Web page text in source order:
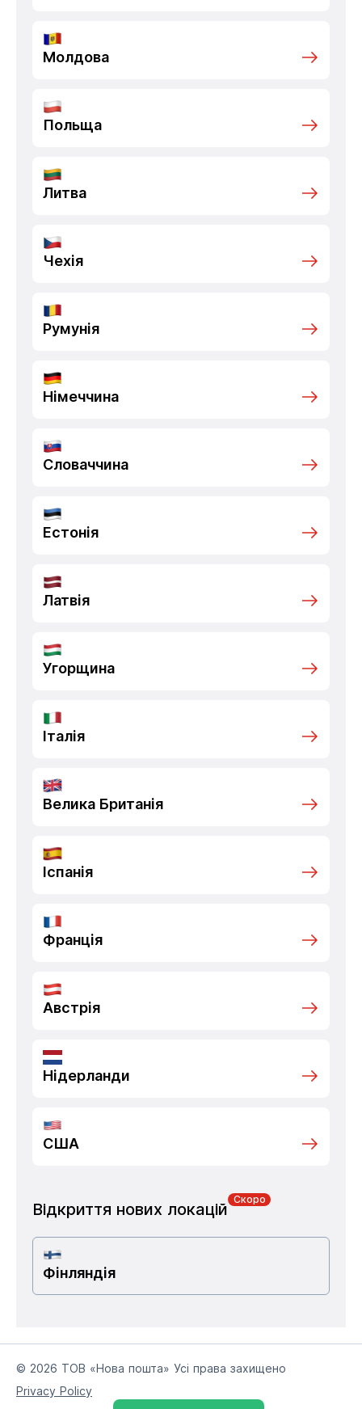
Молдова
Польща
Литва
Чехія
Румунія
Німеччина
Словаччина
Естонія
Латвія
Угорщина
Італія
Велика Британія
Іспанія
Франція
Австрія
Нідерланди
США
Відкриття нових локацій
Скоро
Фінляндія
© 2026 ТОВ «Нова пошта» Усі права захищено
Privacy Policy